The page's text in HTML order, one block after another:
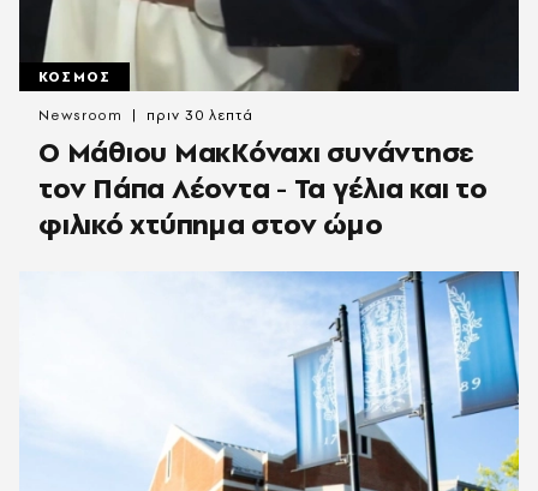
ΚΟΣΜΟΣ
Ο Μάθιου ΜακΚόναχι συνάντησε
τον Πάπα Λέοντα - Τα γέλια και το
φιλικό χτύπημα στον ώμο
Newsroom πριν 30 λεπτά